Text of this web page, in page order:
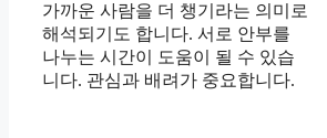
가까운 사람을 더 챙기라는 의미로
해석되기도 합니다. 서로 안부를
나누는 시간이 도움이 될 수 있습
니다. 관심과 배려가 중요합니다.